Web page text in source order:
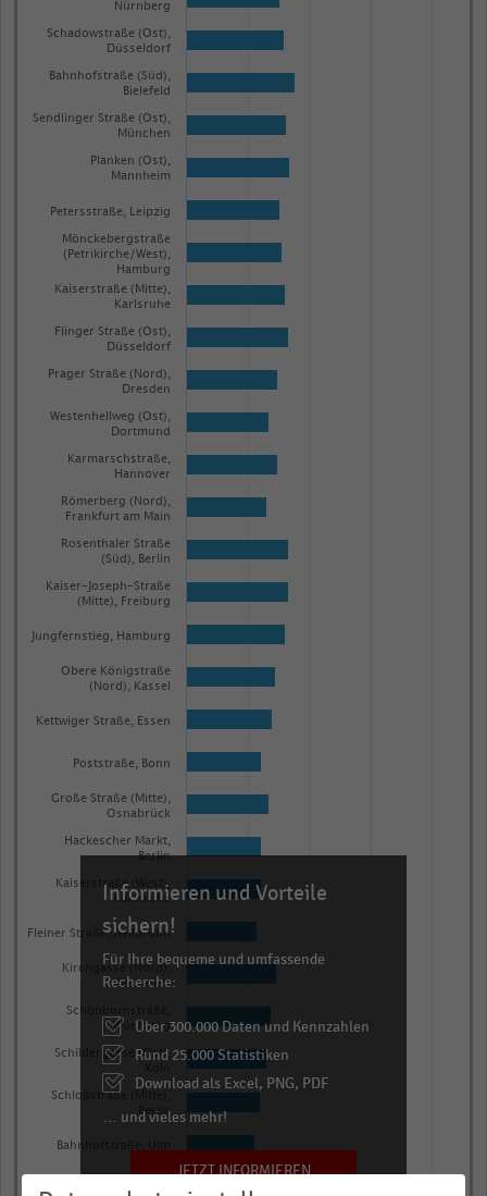
Nürnberg
Planken (Ost),
Mannheim
Flinger Straße (Ost),
Düsseldorf
Römerberg (Nord),
Frankfurt am Main
Obere Königstraße
(Nord), Kassel
Hackescher Markt,
Berlin
Schönbornstraße,
Würzburg
Am Porscheplatz, Essen
Schadowstraße (Ost),
Düsseldorf
Bahnhofstraße (Süd),
Bielefeld
Sendlinger Straße (Ost),
München
Petersstraße, Leipzig
Mönckebergstraße
(Petrikirche/West),
Hamburg
Kaiserstraße (Mitte),
Karlsruhe
Prager Straße (Nord),
Dresden
Westenhellweg (Ost),
Dortmund
Karmarschstraße,
Hannover
Rosenthaler Straße
(Süd), Berlin
Kaiser-Joseph-Straße
(Mitte), Freiburg
Jungfernstieg, Hamburg
Kettwiger Straße, Essen
Poststraße, Bonn
Große Straße (Mitte),
Osnabrück
Kaiserstraße (West),
Karlsruhe
Fleiner Straße, Heilbronn
Kirchgasse (Nord),
Wiesbaden
Schildergasse (Ost),
Schloßstraße (Mitte),
Berlin
Bahnhofstraße, Ulm
Informieren und Vorteile
sichern!
Für Ihre bequeme und umfassende
Recherche:
Über 300.000 Daten und Kennzahlen
Rund 25.000 Statistiken
Download als Excel, PNG, PDF
… und vieles mehr!
JETZT INFORMIEREN